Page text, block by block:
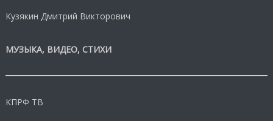
Кузякин Дмитрий Викторович
МУЗЫКА, ВИДЕО, СТИХИ
КПРФ ТВ